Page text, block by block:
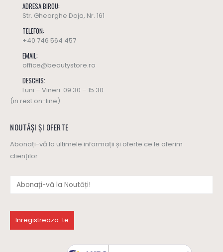
ADRESA BIROU:
Str. Gheorghe Doja, Nr. 161
TELEFON:
+40 746 564 457
EMAIL:
office@beautystore.ro
DESCHIS:
Luni – Vineri: 09.30 – 15.30
(in rest on-line)
NOUTĂȘI ȘI OFERTE
Abonați-vă la ultimele informații și oferte ce le oferim
clienților.